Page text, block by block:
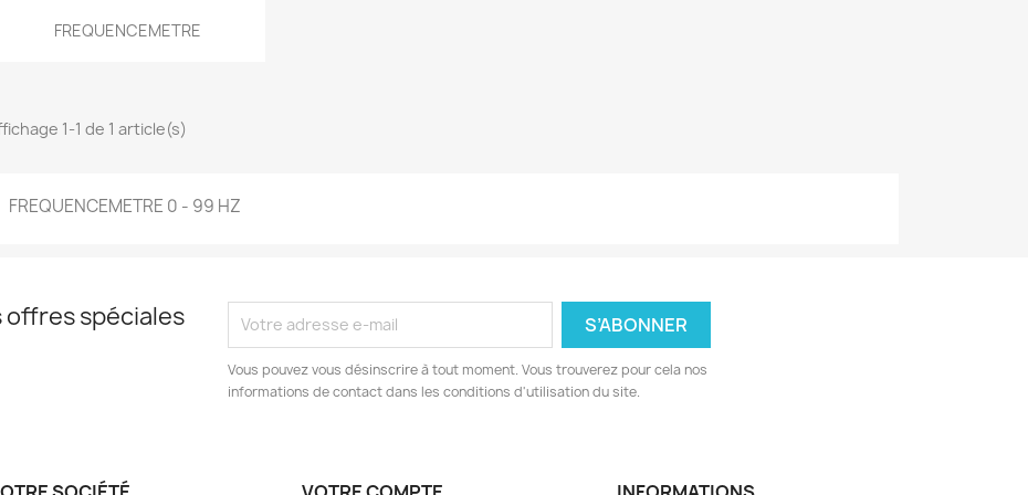
Aperçu rapide
FREQUENCEMETRE
1-1 de 1 article(s)
FREQUENCEMETRE 0 - 99 HZ
offres spéciales
Vous pouvez vous désinscrire à tout moment. Vous trouverez pour cela nos
informations de contact dans les conditions d'utilisation du site.